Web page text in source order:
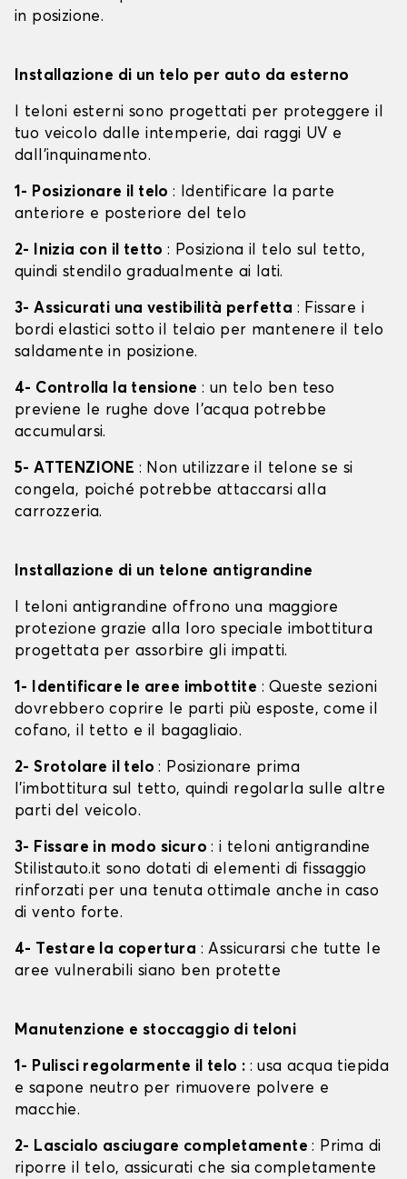
in posizione.
Installazione di un telo per auto da esterno
I teloni esterni sono progettati per proteggere il
tuo veicolo dalle intemperie, dai raggi UV e
dall'inquinamento.
1- Posizionare il telo: Identificare la parte
anteriore e posteriore del telo
2- Inizia con il tetto: Posiziona il telo sul tetto,
quindi stendilo gradualmente ai lati.
3- Assicurati una vestibilità perfetta : Fissare i
bordi elastici sotto il telaio per mantenere il telo
saldamente in posizione.
4- Controlla la tensione : un telo ben teso
previene le rughe dove l'acqua potrebbe
accumularsi.
5- ATTENZIONE : Non utilizzare il telone se si
congela, poiché potrebbe attaccarsi alla
carrozzeria.
Installazione di un telone antigrandine
I teloni antigrandine offrono una maggiore
protezione grazie alla loro speciale imbottitura
progettata per assorbire gli impatti.
1- Identificare le aree imbottite : Queste sezioni
dovrebbero coprire le parti più esposte, come il
cofano, il tetto e il bagagliaio.
2- Srotolare il telo: Posizionare prima
l'imbottitura sul tetto, quindi regolarla sulle altre
parti del veicolo.
3- Fissare in modo sicuro: i teloni antigrandine
Stilistauto.it sono dotati di elementi di fissaggio
rinforzati per una tenuta ottimale anche in caso
di vento forte.
4- Testare la copertura : Assicurarsi che tutte le
aree vulnerabili siano ben protette
Manutenzione e stoccaggio di teloni
1- Pulisci regolarmente il telo : : usa acqua tiepida
e sapone neutro per rimuovere polvere e
macchie.
2- Lascialo asciugare completamente: Prima di
riporre il telo, assicurati che sia completamente